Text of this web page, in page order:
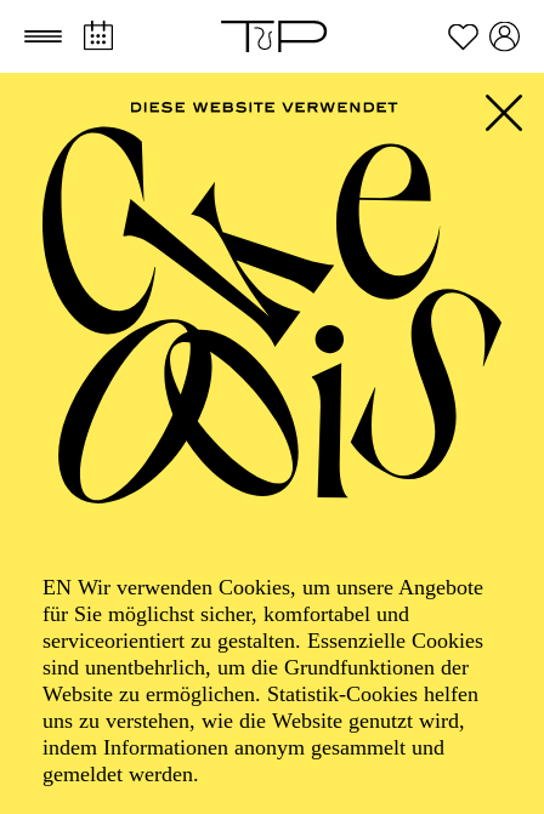
Zum Hauptinhalt springen Zum Footer springen
EN Wir verwenden Cookies, um unsere Angebote
für Sie möglichst sicher, komfortabel und
serviceorientiert zu gestalten. Essenzielle Cookies
sind unentbehrlich, um die Grundfunktionen der
Website zu ermöglichen. Statistik-Cookies helfen
uns zu verstehen, wie die Website genutzt wird,
indem Informationen anonym gesammelt und
gemeldet werden.
FILTER
SEPTEMBER 2026
PHILHARMONIE ESSEN
Friday
04.09.2026
20:00 - 23:00
Alfried Krupp Saal
Organiser: Theater-, Konzert- u. Gastspieldirektion OTTO
HOFNER GMBH
TICKETS
55,20 52,70€
EN: SCHAUSPIEL ESSEN